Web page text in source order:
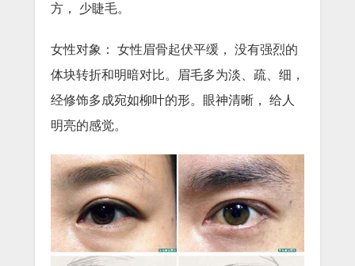
方， 少睫毛。
女性对象： 女性眉骨起伏平缓， 没有强烈的
体块转折和明暗对比。眉毛多为淡、疏、细，
经修饰多成宛如柳叶的形。眼神清晰， 给人
明亮的感觉。